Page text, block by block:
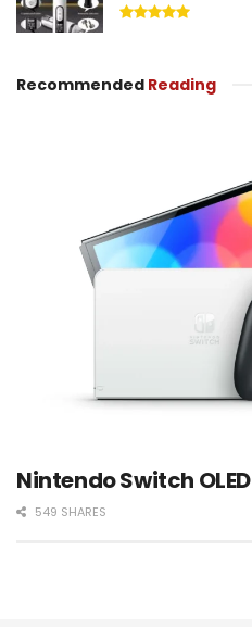
Recommended Reading
Nintendo Switch OLED
549 SHARES